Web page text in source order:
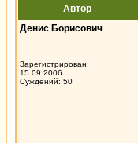
Автор
Денис Борисович
Зарегистрирован:
15.09.2006
Суждений: 50